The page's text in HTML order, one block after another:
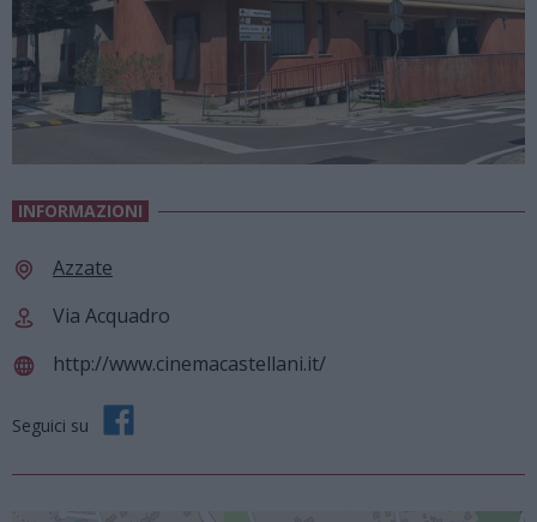
INFORMAZIONI
Azzate
Via Acquadro
http://www.cinemacastellani.it/
Seguici su